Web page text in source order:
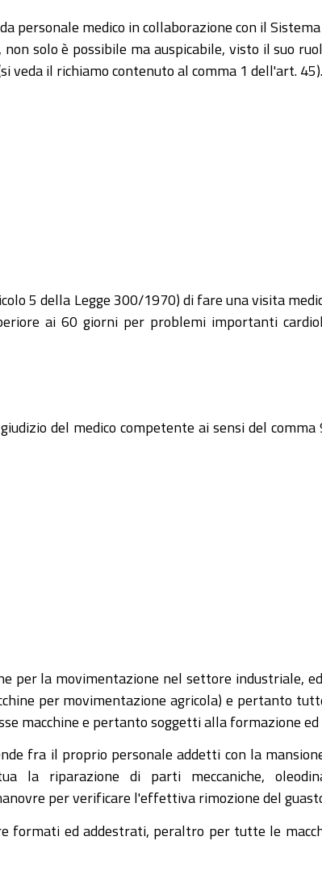
medico in collaborazione con il Sistema
solo è possibile ma auspicabile, visto il suo
veda il richiamo contenuto al comma 1 dell'art. 45).
5 della Legge 300/1970) di fare una visita
ai 60 giorni per problemi importanti
del medico competente ai sensi del
per la movimentazione nel settore industriale,
per movimentazione agricola) e pertanto
macchine e pertanto soggetti alla formazione
fra il proprio personale addetti con la
la riparazione di parti meccaniche,
per verificare l'effettiva rimozione del
ed addestrati, peraltro per tutte le